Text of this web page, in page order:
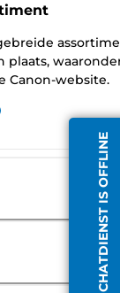
CHATDIENST IS OFFLINE
plaats,
Canon-website.